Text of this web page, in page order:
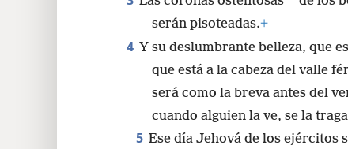
serán pisoteadas.+
4 Y su deslumbrante belleza, que
que está a la cabeza del valle
será como la breva antes del
cuando alguien la ve, se la
5 Ese día Jehová de los ejércitos